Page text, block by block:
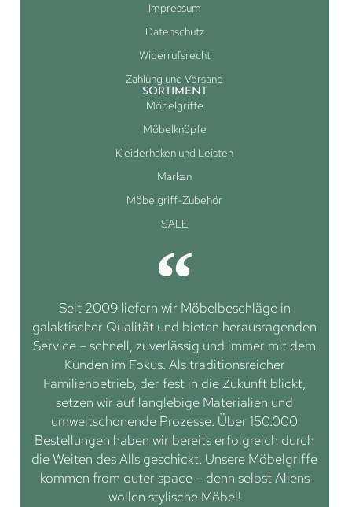
Impressum
Datenschutz
Widerrufsrecht
Zahlung und Versand
SORTIMENT
Möbelgriffe
Möbelknöpfe
Kleiderhaken und Leisten
Marken
Möbelgriff-Zubehör
SALE
Seit 2009 liefern wir Möbelbeschläge in
galaktischer Qualität und bieten herausragenden
Service – schnell, zuverlässig und immer mit dem
Kunden im Fokus. Als traditionsreicher
Familienbetrieb, der fest in die Zukunft blickt,
setzen wir auf langlebige Materialien und
umweltschonende Prozesse. Über 150.000
Bestellungen haben wir bereits erfolgreich durch
die Weiten des Alls geschickt. Unsere Möbelgriffe
kommen from outer space – denn selbst Aliens
wollen stylische Möbel!